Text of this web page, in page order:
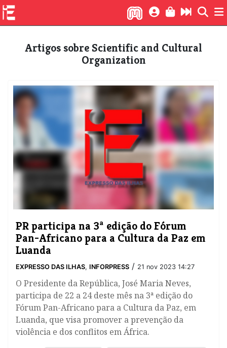
Artigos sobre Scientific and Cultural
Organization
PR participa na 3ª edição do Fórum
Pan-Africano para a Cultura da Paz em
Luanda
EXPRESSO DAS ILHAS, INFORPRESS / 21 nov 2023 14:27
O Presidente da República, José Maria Neves,
participa de 22 a 24 deste mês na 3ª edição do
Fórum Pan-Africano para a Cultura da Paz, em
Luanda, que visa promover a prevenção da
violência e dos conflitos em África.